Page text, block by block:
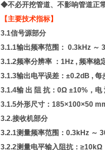
◆不必开挖管道、不影响管道正
【主要技术指标】
3.1信号源部分
3.1.1输出频率范围： 0.3kHz ～
3.1.2频率分辨率 ：1Hz , 频率稳
3.1.3输出电平误差：±0.2dB ,
3.1.4输 出 阻 抗：0Ω ±10%，
3.1.5外形尺寸：185×100×50
3.2.接收机部分
3.2.1测量频率范围：0.3kHz ～
3.2.2测量电平输入阻抗：≥10kΩ